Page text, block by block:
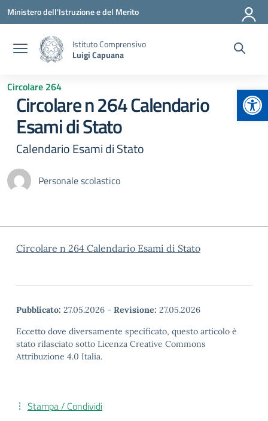
Vai ai contenuti
Vai al menu di navigazione
Vai al footer
Ministero dell'Istruzione e del Merito
Istituto Comprensivo
Luigi Capuana
Circolare 264
Circolare n 264 Calendario
Esami di Stato
Calendario Esami di Stato
Personale scolastico
Circolare n 264 Calendario Esami di Stato
Pubblicato: 27.05.2026 - Revisione: 27.05.2026
Eccetto dove diversamente specificato, questo articolo è
stato rilasciato sotto Licenza Creative Commons
Attribuzione 4.0 Italia.
Stampa / Condividi